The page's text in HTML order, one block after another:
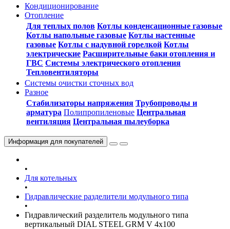
Кондиционирование
Отопление
Для теплых полов Котлы конденсационные газовые
Котлы напольные газовые Котлы настенные
газовые Котлы с надувной горелкой Котлы
электрические Расширительные баки отопления и
ГВС Системы электрического отопления
Тепловентиляторы
Системы очистки сточных вод
Разное
Стабилизаторы напряжения Трубопроводы и
арматура Полипропиленовые Центральная
вентиляция Центральная пылеуборка
Информация для покупателей
•
Для котельных
•
Гидравлические разделители модульного типа
•
Гидравлический разделитель модульного типа
вертикальный DIAL STEEL GRM V 4х100